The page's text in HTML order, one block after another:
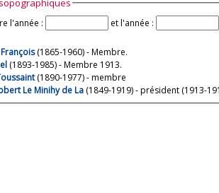
l'année : et l'année :
François(1865-1960) - Membre.
(1893-1985) - Membre 1913.
(1890-1977) - membre
Le Minihy de La (1849-1919) - président (1913-